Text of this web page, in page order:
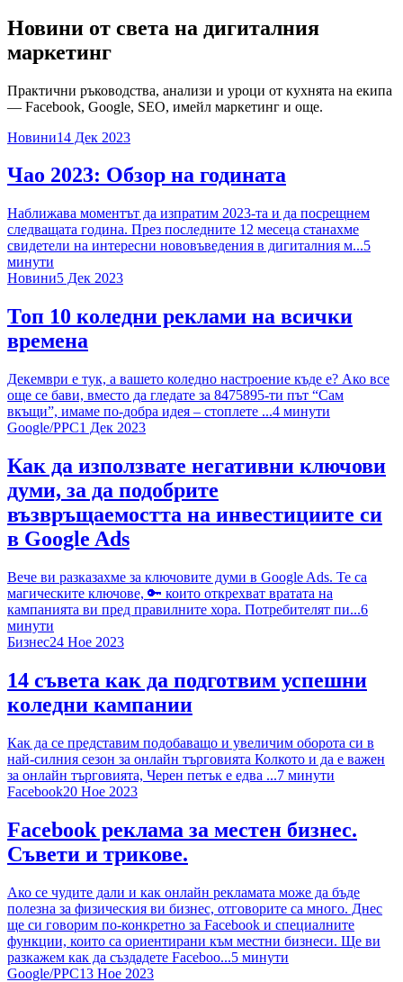
Новини от света на дигиталния
маркетинг
Практични ръководства, анализи и уроци от кухнята на екипа
— Facebook, Google, SEO, имейл маркетинг и още.
Новини14 Дек 2023
Чао 2023: Обзор на годината
Наближава моментът да изпратим 2023-та и да посрещнем
следващата година. През последните 12 месеца станахме
свидетели на интересни нововъведения в дигиталния м...5
минути
Новини5 Дек 2023
Топ 10 коледни реклами на всички
времена
Декември е тук, а вашето коледно настроение къде е? Ако все
още се бави, вместо да гледате за 8475895-ти път “Сам
вкъщи”, имаме по-добра идея – стоплете ...4 минути
Google/PPC1 Дек 2023
Как да използвате негативни ключови
думи, за да подобрите
възвръщаемостта на инвестициите си
в Google Ads
Вече ви разказахме за ключовите думи в Google Ads. Те са
магическите ключове, 🔑 които открехват вратата на
кампанията ви пред правилните хора. Потребителят пи...6
минути
Бизнес24 Ное 2023
14 съвета как да подготвим успешни
коледни кампании
Как да се представим подобаващо и увеличим оборота си в
най-силния сезон за онлайн търговията Колкото и да е важен
за онлайн търговията, Черен петък е едва ...7 минути
Facebook20 Ное 2023
Facebook реклама за местен бизнес.
Съвети и трикове.
Ако се чудите дали и как онлайн рекламата може да бъде
полезна за физическия ви бизнес, отговорите са много. Днес
ще си говорим по-конкретно за Facebook и специалните
функции, които са ориентирани към местни бизнеси. Ще ви
разкажем как да създадете Faceboo...5 минути
Google/PPC13 Ное 2023